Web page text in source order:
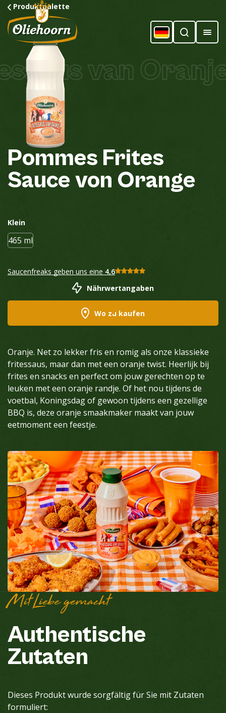
Produktpalette
van Oranje
Pommes Frites
Sauce von Orange
Klein
465 ml
Saucenfreaks geben uns eine 4,6
Nährwertangaben
Wo zu kaufen
Oranje. Net zo lekker fris en romig als onze klassieke
fritessaus, maar dan met een oranje twist. Heerlijk bij
frites en snacks en perfect om jouw gerechten op te
leuken met een oranje randje. Of het nou tijdens de
voetbal, Koningsdag of gewoon tijdens een gezellige
BBQ is, deze oranje smaakmaker maakt van jouw
eetmoment een feestje.
Mit Liebe gemacht
Authentische
Zutaten
Dieses Produkt wurde sorgfältig für Sie mit Zutaten
formuliert: